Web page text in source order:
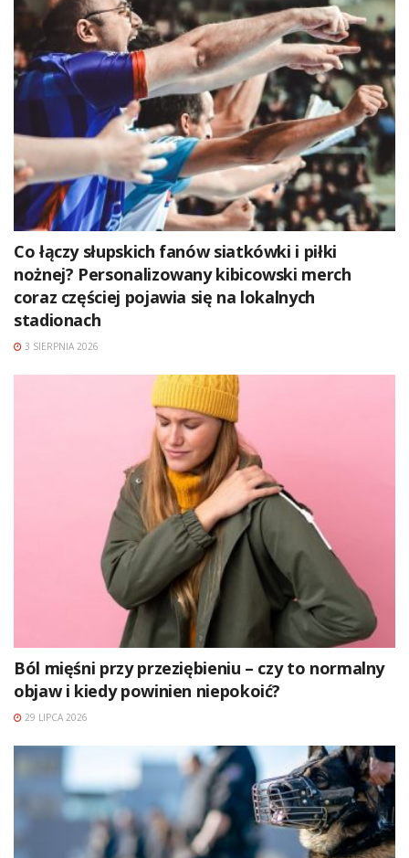
Co łączy słupskich fanów siatkówki i piłki
nożnej? Personalizowany kibicowski merch
coraz częściej pojawia się na lokalnych
stadionach
3 SIERPNIA 2026
Ból mięśni przy przeziębieniu – czy to normalny
objaw i kiedy powinien niepokoić?
29 LIPCA 2026